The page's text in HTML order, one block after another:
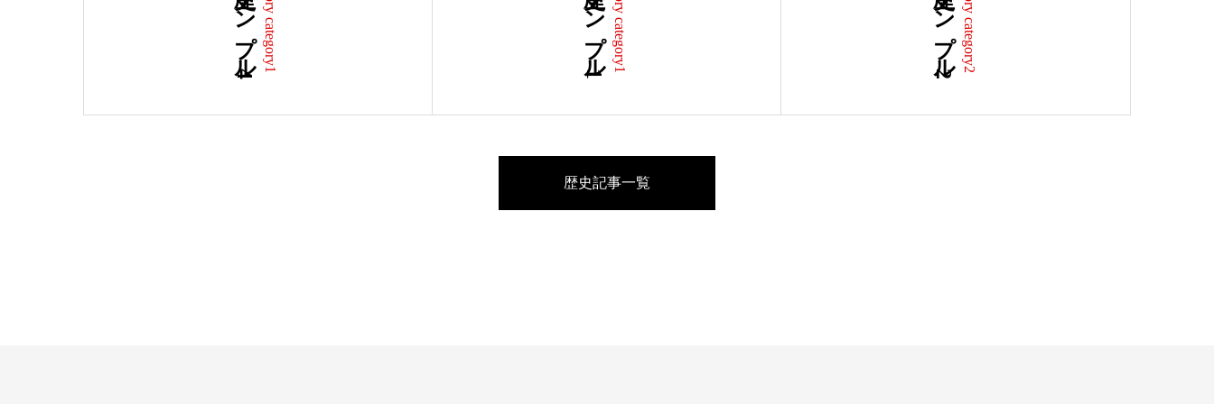
History category1
歴史サンプル4 History category1
歴史サンプル1 History category2
歴史サンプル2
歴史記事一覧